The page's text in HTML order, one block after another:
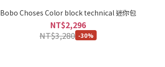
Bobo Choses Color block technical 迷你包
NT$2,296
NT$3,280 -30%